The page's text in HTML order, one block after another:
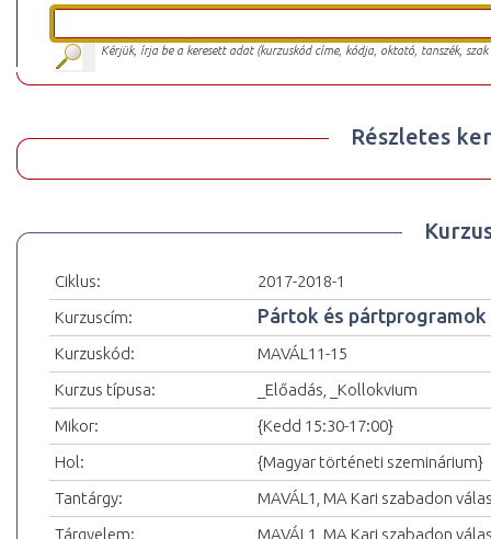
Kérjük, írja be a keresett adat (kurzuskód címe, kódja, oktató, tanszék,
Részletes
Ciklus:
2017-2018-1
Kurzuscím:
Pártok és
Kurzuskód:
MAVÁL11-15
Kurzus típusa:
_Előadás, _Kollokvium
Mikor:
{Kedd 15:30-17:00}
Hol:
{Magyar történeti szeminárium}
Tantárgy:
MAVÁL1, MA Kari szabadon
Tárgyelem:
MAVÁL1, MA Kari szabadon